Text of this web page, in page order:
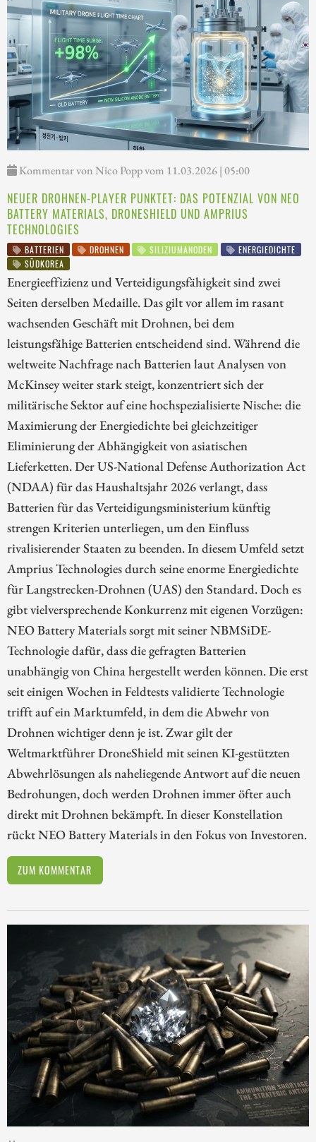
Kommentar von Nico Popp vom 11.03.2026 | 05:00
NEUER DROHNEN-PLAYER PUNKTET: DAS POTENZIAL VON NEO
BATTERY MATERIALS, DRONESHIELD UND AMPRIUS
TECHNOLOGIES
BATTERIEN DROHNEN SILIZIUMANODEN
ENERGIEDICHTE
SÜDKOREA
Energieeffizienz und Verteidigungsfähigkeit sind zwei
Seiten derselben Medaille. Das gilt vor allem im rasant
wachsenden Geschäft mit Drohnen, bei dem
leistungsfähige Batterien entscheidend sind. Während die
weltweite Nachfrage nach Batterien laut Analysen von
McKinsey weiter stark steigt, konzentriert sich der
militärische Sektor auf eine hochspezialisierte Nische: die
Maximierung der Energiedichte bei gleichzeitiger
Eliminierung der Abhängigkeit von asiatischen
Lieferketten. Der US-National Defense Authorization Act
(NDAA) für das Haushaltsjahr 2026 verlangt, dass
Batterien für das Verteidigungsministerium künftig
strengen Kriterien unterliegen, um den Einfluss
rivalisierender Staaten zu beenden. In diesem Umfeld setzt
Amprius Technologies durch seine enorme Energiedichte
für Langstrecken-Drohnen (UAS) den Standard. Doch es
gibt vielversprechende Konkurrenz mit eigenen Vorzügen:
NEO Battery Materials sorgt mit seiner NBMSiDE-
Technologie dafür, dass die gefragten Batterien
unabhängig von China hergestellt werden können. Die erst
seit einigen Wochen in Feldtests validierte Technologie
trifft auf ein Marktumfeld, in dem die Abwehr von
Drohnen wichtiger denn je ist. Zwar gilt der
Weltmarktführer DroneShield mit seinen KI-gestützten
Abwehrlösungen als naheliegende Antwort auf die neuen
Bedrohungen, doch werden Drohnen immer öfter auch
direkt mit Drohnen bekämpft. In dieser Konstellation
rückt NEO Battery Materials in den Fokus von Investoren.
ZUM KOMMENTAR